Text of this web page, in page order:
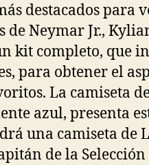
destacados para
de Neymar Jr.,
kit completo, que
para obtener el
La camiseta
azul, presenta
una camiseta de
de la